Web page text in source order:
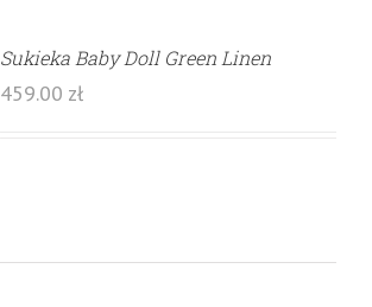
Sukieka Baby Doll Green Linen
459.00 zł